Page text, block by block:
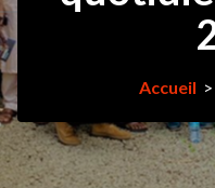
Accueil >
9Juin
2026